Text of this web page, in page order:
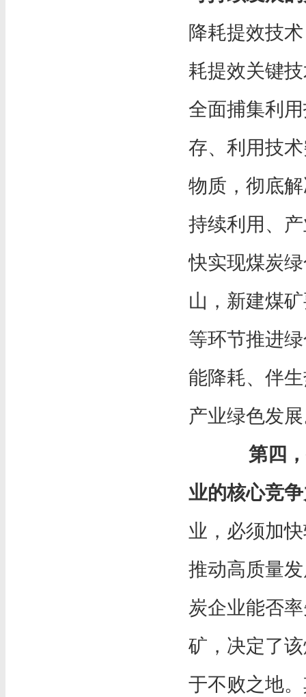
降耗提效技
耗提效关键
全面捕集利
存、利用技
物质，彻底
持续利用、
快实现煤炭
山，新建煤
等环节推进
能降耗、伴
产业绿色发
第四
业的核心竞
业，必须加
推动高质量
炭企业能否
矿，决定了
于不败之地